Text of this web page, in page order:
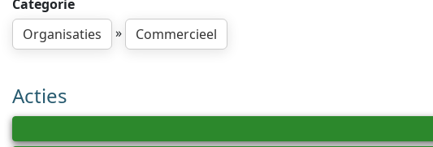
Categorie
Organisaties
» Commercieel
Acties